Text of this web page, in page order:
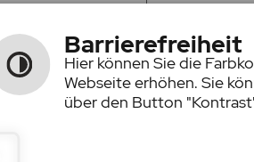
Barrierefreiheit
Hier können Sie die
Webseite erhöhen. Sie
über den Button